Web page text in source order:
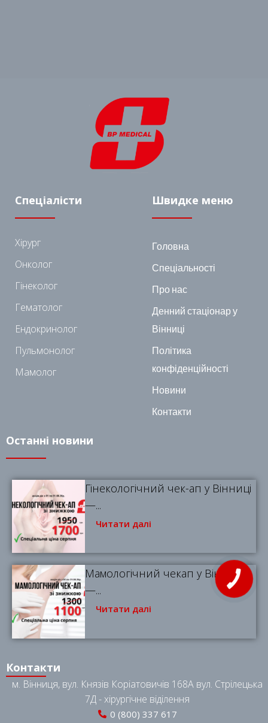
Спеціалісти
Хірург
Онколог
Гінеколог
Гематолог
Ендокринолог
Пульмонолог
Мамолог
Швидке меню
Головна
Спеціальності
Про нас
Денний стаціонар у
Вінниці
Політика
конфіденційності
Новини
Контакти
Останні новини
Гінекологічний чек-ап у Вінниці
—...
Читати далі
Мамологічний чекап у Вінниці
—...
Читати далі
Контакти
м. Вінниця, вул. Князів Коріатовичів 168A вул. Стрілецька
7Д - хірургічне віділення
0 (800) 337 617